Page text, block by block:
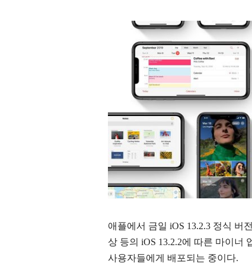
애플에서 금일 iOS 13.2.3 정식 버
상 등의 iOS 13.2.2에 따른 마이너
사용자들에게 배포되는 중이다.